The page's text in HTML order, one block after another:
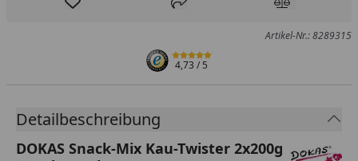
Produkt zur Wunschliste hinzufügen
Teilen Produkt
Artikel-Nr.: 8289315
4,73/ 5
Detailbeschreibung
DOKAS Snack-Mix Kau-Twister 2x200g